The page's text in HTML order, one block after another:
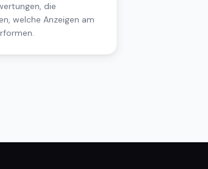
die
welche Anzeigen am